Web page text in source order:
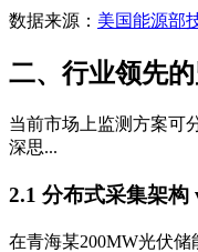
数据来源： 美国能源部
二、行业领先
当前市场上监测方案可
深思...
2.1 分布式采集架构
在青海某200MW光伏